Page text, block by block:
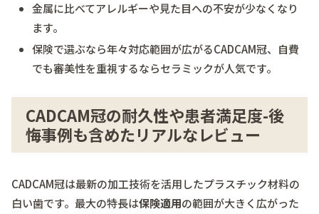
金属に比べてアレルギーや見た目への不安が少なくなり
ます。
保険で選ぶなら年々対応範囲が広がるCADCAM冠、自費
でも審美性を重視するならセラミックが人気です。
CADCAM冠の耐久性や患者満足度-後
悔事例も含めたリアルなレビュー
CADCAM冠は最新の加工技術を活用したプラスチック材料の
白い歯です。最大の特長は保険適用の範囲が大きく広がった